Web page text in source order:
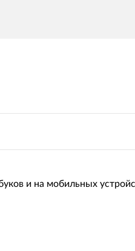
и на мобильных